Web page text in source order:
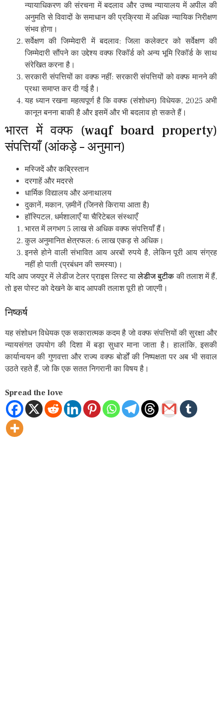
न्यायाधिकरण की संरचना में बदलाव और उच्च न्यायालय में अपील की
अनुमति से विवादों के समाधान की प्रक्रिया में अधिक न्यायिक निरीक्षण
संभव होगा।
सर्वेक्षण की जिम्मेदारी में बदलाव: जिला कलेक्टर को सर्वेक्षण की
जिम्मेदारी सौंपने का उद्देश्य वक्फ रिकॉर्ड को अन्य भूमि रिकॉर्ड के साथ
संरेखित करना है।
सरकारी संपत्तियों का वक्फ नहीं: सरकारी संपत्तियों को वक्फ मानने की
प्रथा समाप्त कर दी गई है।
यह ध्यान रखना महत्वपूर्ण है कि वक्फ (संशोधन) विधेयक, 2025 अभी
कानून बनना बाकी है और इसमें और भी बदलाव हो सकते हैं।
भारत में वक्फ (waqf board property)
संपत्तियाँ (आंकड़े – अनुमान)
मस्जिदें और कब्रिस्तान
दरगाहें और मदरसे
धार्मिक विद्यालय और अनाथालय
दुकानें, मकान, ज़मीनें (जिनसे किराया आता है)
हॉस्पिटल, धर्मशालाएँ या चैरिटेबल संस्थाएँ
भारत में लगभग 5 लाख से अधिक वक्फ संपत्तियाँ हैं।
कुल अनुमानित क्षेत्रफल: 6 लाख एकड़ से अधिक।
इनसे होने वाली संभावित आय अरबों रुपये है, लेकिन पूरी आय संग्रह
नहीं हो पाती (प्रबंधन की समस्या)।
यदि आप जयपुर में लेडीज टेलर प्राइस लिस्ट यालेडीज बुटीककी तलाश में हैं,
तो इस पोस्ट को देखने के बाद आपकी तलाश पूरी हो जाएगी।
निष्कर्ष
यह संशोधन विधेयक एक सकारात्मक कदम है जो वक्फ संपत्तियों की सुरक्षा और
न्यायसंगत उपयोग की दिशा में बड़ा सुधार माना जाता है। हालांकि, इसकी
कार्यान्वयन की गुणवत्ता और राज्य वक्फ बोर्डों की निष्पक्षता पर अब भी सवाल
उठते रहते हैं, जो कि एक सतत निगरानी का विषय है।
Spread the love